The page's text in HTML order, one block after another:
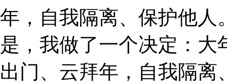
年，自我隔离、保护他人
是，我做了一个决定：
出门、云拜年，自我隔离